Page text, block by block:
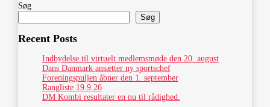
Søg
Søg
Recent Posts
Indbydelse til virtuelt medlemsmøde den 20. august
Dans Danmark ansætter ny sportschef
Foreningspuljen åbner den 1. september
Rangliste 19.9.26
DM Kombi resultater en nu til rådighed.